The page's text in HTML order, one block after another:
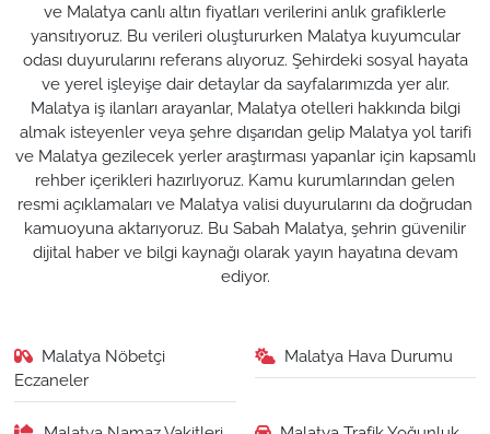
ve Malatya canlı altın fiyatları verilerini anlık grafiklerle
yansıtıyoruz. Bu verileri oluştururken Malatya kuyumcular
odası duyurularını referans alıyoruz. Şehirdeki sosyal hayata
ve yerel işleyişe dair detaylar da sayfalarımızda yer alır.
Malatya iş ilanları arayanlar, Malatya otelleri hakkında bilgi
almak isteyenler veya şehre dışarıdan gelip Malatya yol tarifi
ve Malatya gezilecek yerler araştırması yapanlar için kapsamlı
rehber içerikleri hazırlıyoruz. Kamu kurumlarından gelen
resmi açıklamaları ve Malatya valisi duyurularını da doğrudan
kamuoyuna aktarıyoruz. Bu Sabah Malatya, şehrin güvenilir
dijital haber ve bilgi kaynağı olarak yayın hayatına devam
ediyor.
Malatya Nöbetçi
Eczaneler
Malatya Hava Durumu